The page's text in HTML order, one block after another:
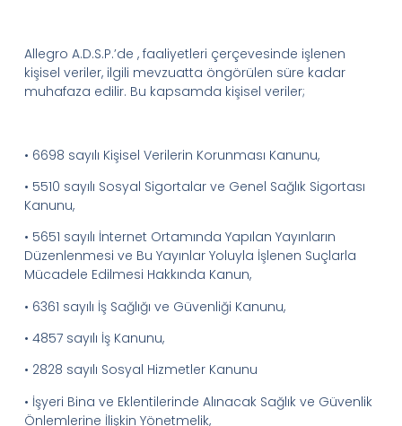
Allegro A.D.S.P.’de ,faaliyetleri çerçevesinde işlenen
kişisel veriler, ilgili mevzuatta öngörülen süre kadar
muhafaza edilir. Bu kapsamda kişisel veriler;
• 6698 sayılı Kişisel Verilerin Korunması Kanunu,
• 5510 sayılı Sosyal Sigortalar ve Genel Sağlık Sigortası
Kanunu,
• 5651 sayılı İnternet Ortamında Yapılan Yayınların
Düzenlenmesi ve Bu Yayınlar Yoluyla İşlenen Suçlarla
Mücadele Edilmesi Hakkında Kanun,
• 6361 sayılı İş Sağlığı ve Güvenliği Kanunu,
• 4857 sayılı İş Kanunu,
• 2828 sayılı Sosyal Hizmetler Kanunu
• İşyeri Bina ve Eklentilerinde Alınacak Sağlık ve Güvenlik
Önlemlerine İlişkin Yönetmelik,